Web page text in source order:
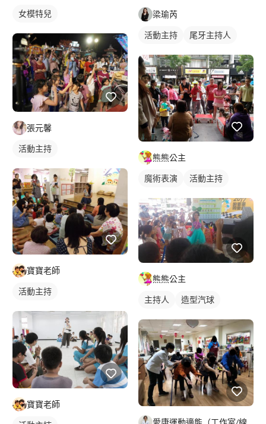
女模特兒
張元馨
活動主持
寶寶老師
活動主持
寶寶老師
梁瑜芮
活動主持 尾牙主持人
熊熊公主
魔術表演 活動主持
熊熊公主
主持人 造型汽球